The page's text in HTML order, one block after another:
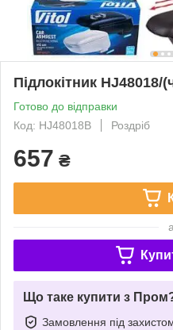
Підлокітник
Готово до відправки
Код: HJ48018B
Роздріб
657 ₴
Що таке купити з
Замовлення під